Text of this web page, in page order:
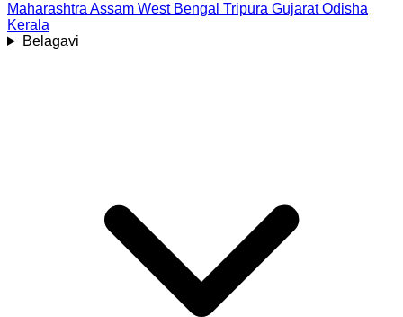
Maharashtra Assam West Bengal Tripura Gujarat Odisha
Kerala
Belagavi